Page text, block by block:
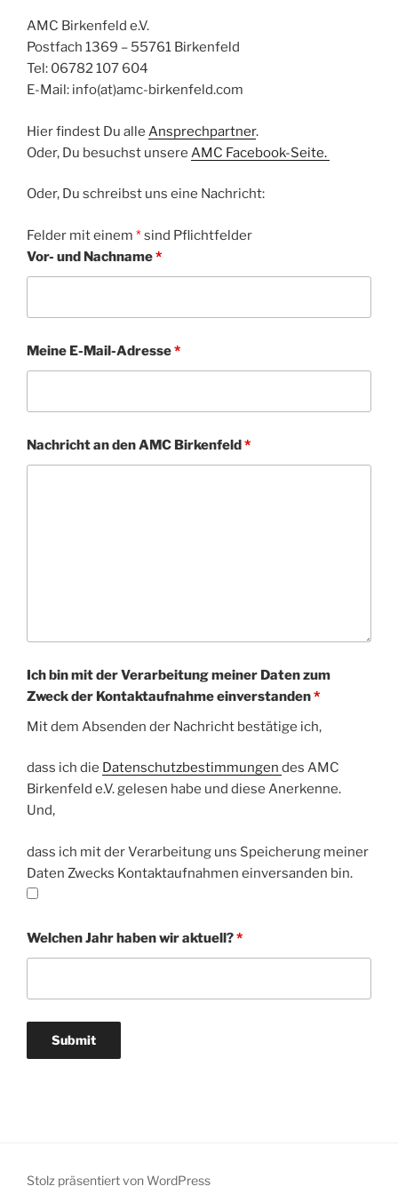
AMC Birkenfeld e.V.
Postfach 1369 – 55761 Birkenfeld
Tel: 06782 107 604
E-Mail: info(at)amc-birkenfeld.com
Hier findest Du alle Ansprechpartner.
Oder, Du besuchst unsere AMC Facebook-Seite.
Oder, Du schreibst uns eine Nachricht:
Felder mit einem *sind Pflichtfelder
Vor- und Nachname*
Meine E-Mail-Adresse*
Nachricht an den AMC Birkenfeld*
Ich bin mit der Verarbeitung meiner Daten zum
Zweck der Kontaktaufnahme einverstanden*
Mit dem Absenden der Nachricht bestätige ich,
dass ich die Datenschutzbestimmungen des AMC
Birkenfeld e.V. gelesen habe und diese Anerkenne.
Und,
dass ich mit der Verarbeitung uns Speicherung meiner
Daten Zwecks Kontaktaufnahmen einversanden bin.
Welchen Jahr haben wir aktuell?*
Stolz präsentiert von WordPress